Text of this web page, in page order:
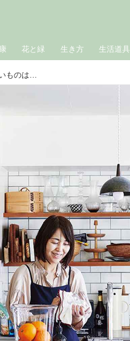
花と緑 生き方 生活道具
思い出があっても高価でも「いまの自分」に合わないものは手放して、心も暮らしもすっきり。インテリアスタイリスト・みつまともこさんの整理整頓ルール